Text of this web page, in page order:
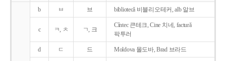
b ㅂ 브 bibliotecǎ 비블리오테커, alb 알브
c ㅋ, ㅊ ㄱ, 크
Cîntec 큰테크, Cine 치네, facturǎ
팍투러
d ㄷ 드 Moldova 몰도바, Brad 브라드